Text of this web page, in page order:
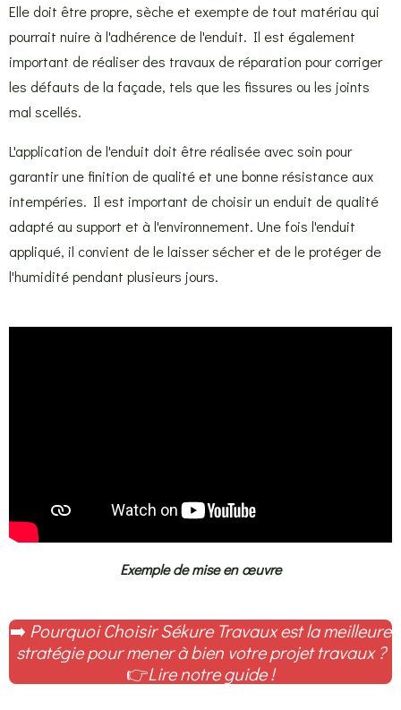
Elle doit être propre, sèche et exempte de tout matériau qui
pourrait nuire à l'adhérence de l'enduit. Il est également
important de réaliser des travaux de réparation pour corriger
les défauts de la façade, tels que les fissures ou les joints
mal scellés.
L'application de l'enduit doit être réalisée avec soin pour
garantir une finition de qualité et une bonne résistance aux
intempéries. Il est important de choisir un enduit de qualité
adapté au support et à l'environnement. Une fois l'enduit
appliqué, il convient de le laisser sécher et de le protéger de
l'humidité pendant plusieurs jours.
Exemple de mise en œuvre
➡️ Pourquoi Choisir Sékure Travaux est la meilleure
stratégie pour mener à bien votre projet travaux ?
👉Lire notre guide !